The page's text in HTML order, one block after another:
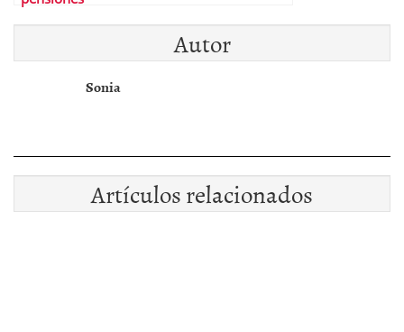
Autor
Sonia
Artículos relacionados